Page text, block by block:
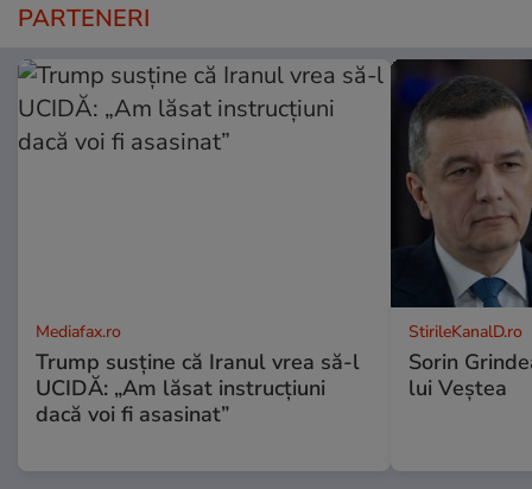
PARTENERI
Mediafax.ro
Trump susține că Iranul vrea să-l
UCIDĂ: „Am lăsat instrucțiuni
dacă voi fi asasinat”
StirileKanalD.ro
Sorin
lui Veștea